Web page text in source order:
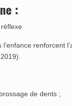
:
renforcent
de dents ;